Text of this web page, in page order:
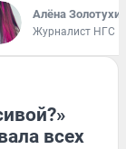
Алёна
Журналист НГС
всех